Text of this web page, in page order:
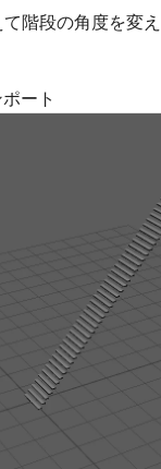
階段の角度を変
ート